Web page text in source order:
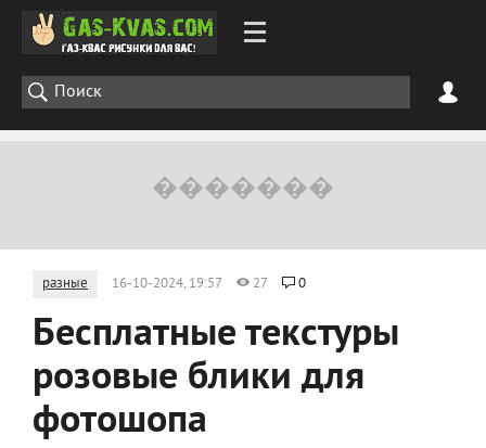
разные 16-10-2024, 19:57 27 0
Бесплатные текстуры
розовые блики для
фотошопа